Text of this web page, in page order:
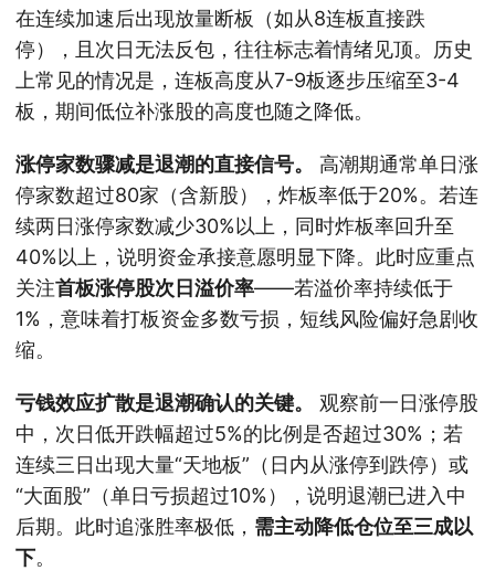
在连续加速后出现放量断板（如从8连板直接跌
停），且次日无法反包，往往标志着情绪见顶。历史
上常见的情况是，连板高度从7-9板逐步压缩至3-4
板，期间低位补涨股的高度也随之降低。
涨停家数骤减是退潮的直接信号。
高潮期通常单日涨
停家数超过80家（含新股），炸板率低于20%。若连
续两日涨停家数减少30%以上，同时炸板率回升至
40%以上，说明资金承接意愿明显下降。此时应重点
关注首板涨停股次日溢价率——若溢价率持续低于
1%，意味着打板资金多数亏损，短线风险偏好急剧收
缩。
亏钱效应扩散是退潮确认的关键。
观察前一日涨停股
中，次日低开跌幅超过5%的比例是否超过30%；若
连续三日出现大量“天地板”（日内从涨停到跌停）或
“大面股”（单日亏损超过10%），说明退潮已进入中
后期。此时追涨胜率极低， 需主动降低仓位至三成以
下。